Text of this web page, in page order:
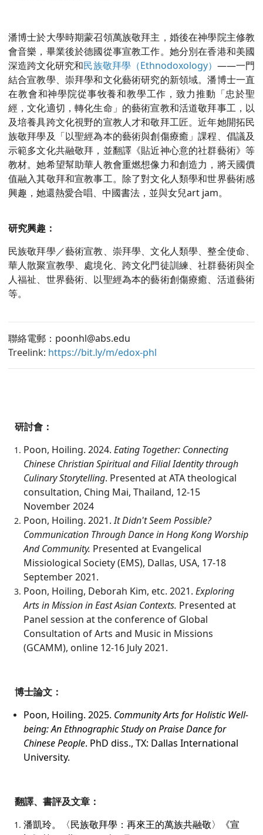
潘博士於大學時期蒙召領萬族敬拜主，婚後在神學院主修教
會音樂，畢業後於德國從事宣教工作。她分別在香港和美國
深造跨文化研究和民族敬拜學（Ethnodoxology） ——一門
結合宣教學、崇拜學和文化藝術研究的新領域。潘博士一直
在教會和神學院從事牧養和教學工作，致力推動「忠於聖
經，文化適切，轉化生命」的藝術宣教和活道敬拜事工，以
及培養具跨文化視野的宣教人才和敬拜工匠。近年她開拓民
族敬拜學及「以聖經為本的藝術與創傷療癒」課程、倡議及
示範多文化共融敬拜，並翻譯《貼近神心意的社群藝術》等
教材。她希望幫助華人教會重燃想像力和創造力，將天國價
值融入其敬拜和宣教事工。除了對文化人類學和世界藝術感
興趣，她還熱愛合唱、中國書法，並與女兒art jam。
研究興趣：
民族敬拜學／藝術宣教、崇拜學、文化人類學、整全使命、
華人散聚宣教學、處境化、跨文化門徒訓練、社群藝術與全
人福祉、世界藝術、以聖經為本的藝術創傷療癒、活道藝術
等。
聯絡電郵： poonhl@abs.edu
Treelink: https://bit.ly/m/edox-phl
研討會：
Poon, Hoiling. 2024. Eating Together: Connecting
Chinese Christian Spiritual and Filial Identity through
Culinary Storytelling. Presented at ATA theological
consultation, Ching Mai, Thailand, 12-15
November 2024
Poon, Hoiling. 2021.It Didn't Seem Possible?
Communication Through Dance in Hong Kong Worship
And Community. Presented at Evangelical
Missiological Society (EMS), Dallas, USA, 17-18
September 2021.
Poon, Hoiling, Deborah Kim, etc. 2021. Exploring
Arts in Mission in East Asian Contexts. Presented at
Panel session at the conference of Global
Consultation of Arts and Music in Missions
(GCAMM), online 12-16 July 2021.
博士論文：
Poon, Hoiling. 2025. Community Arts for Holistic Well-
being: An Ethnographic Study on Praise Dance for
Chinese People. PhD diss., TX: Dallas International
University.
翻譯、書評及文章：
潘凱玲。〈民族敬拜學：再來王的萬族共融敬〉《宣